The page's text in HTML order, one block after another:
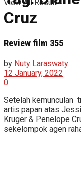
View All Result
Cruz
Review film 355
by Nuty Laraswaty
12 January, 2022
0
Setelah kemunculan
artis papan atas
Kruger & Penelope
sekelompok agen